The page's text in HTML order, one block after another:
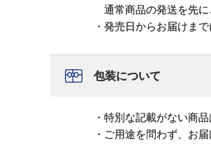
通常商品の発送を先に
・発売日からお届けま
包装について
・特別な記載がない商
・ご用途を問わず、お